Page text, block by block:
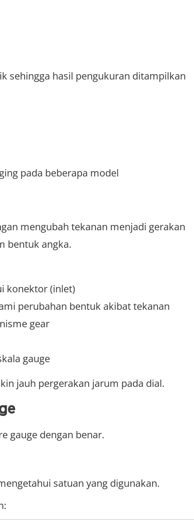
sehingga hasil pengukuran ditampilkan
pada beberapa model
mengubah tekanan menjadi gerakan
bentuk angka.
konektor (inlet)
perubahan bentuk akibat tekanan
gear
gauge
jauh pergerakan jarum pada dial.
gauge dengan benar.
satuan yang digunakan.